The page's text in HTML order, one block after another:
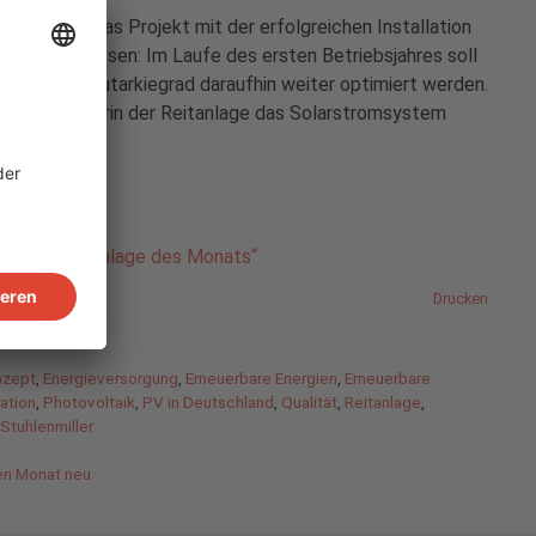
ist das Projekt mit der erfolgreichen Installation
abgeschlossen: Im Laufe des ersten Betriebsjahres soll
sowie Autarkiegrad daraufhin weiter optimiert werden.
Betreiberin der Reitanlage das Solarstromsystem
Berichte!
Rubrik „Anlage des Monats“
Drucken
Energieversorgung Erneuerbare Energien Erneuerbare
Photovoltaik PV in Deutschland Qualität Reitanlage
Stuhlenmiller
Monat neu